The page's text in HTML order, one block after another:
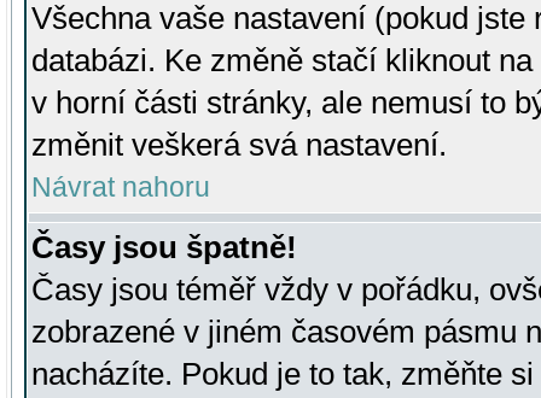
Všechna vaše nastavení (pokud
databázi. Ke změně stačí kliknout
v horní části stránky, ale nemusí to
změnit veškerá svá nastavení.
Návrat nahoru
Časy jsou špatně!
Časy jsou téměř vždy v pořádku,
zobrazené v jiném časovém pásmu
nacházíte. Pokud je to tak, změňte